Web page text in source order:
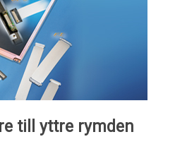
till yttre rymden